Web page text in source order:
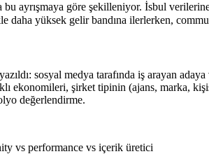
bu ayrışmaya göre şekilleniyor. İsbul
daha yüksek gelir bandına ilerlerken,
sosyal medya tarafında iş arayan
ekonomileri, şirket tipinin (ajans, marka,
değerlendirme.
vs performance vs içerik üretici